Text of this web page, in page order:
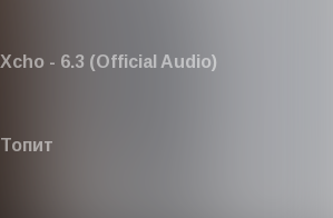
Xcho - 6.3 (Official Audio)
Топит